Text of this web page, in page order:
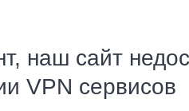
наш сайт
VPN сервисов